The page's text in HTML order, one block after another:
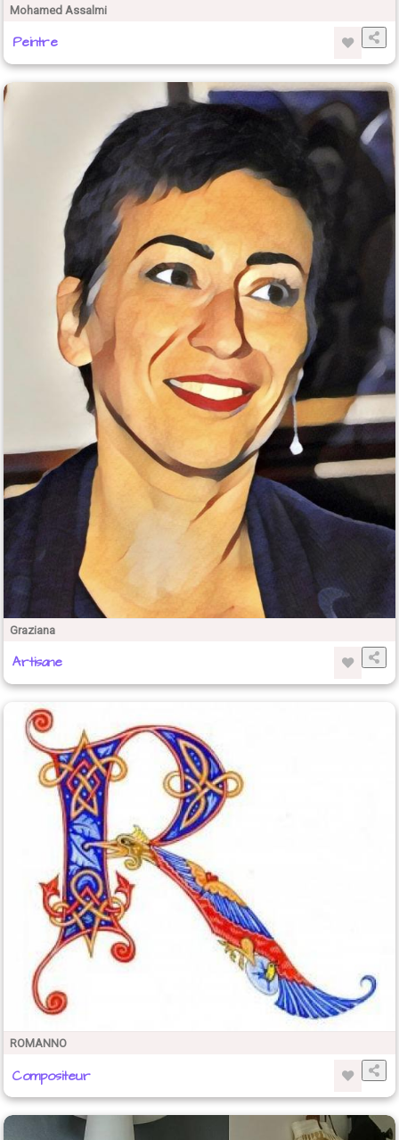
Mohamed Assalmi
Peintre
Graziana
Artisane
ROMANNO
Compositeur